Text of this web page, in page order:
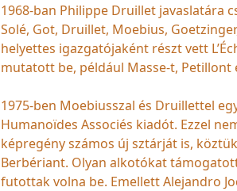
1968-ban Philippe Druillet javaslatára
Solé, Got, Druillet, Moebius,
helyettes igazgatójaként részt vett
mutatott be, például Masse-t, Petillont
1975-ben Moebiusszal és Druillettel
Humanoïdes Associés kiadót. Ezzel
képregény számos új sztárját is,
Berbériant. Olyan alkotókat
futottak volna be. Emellett Alejandro